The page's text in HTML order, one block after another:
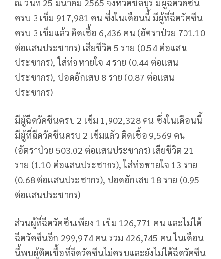
ณ วันที่ 25 มีนาคม 2565 จังหวัดชลบุรี มีผู้ฉีดวัคซีน
ครบ 3 เข็ม 917,981 คน ซึ่งในเดือนนี้ มีผู้ที่ฉีดวัคซีน
ครบ 3 เข็มแล้ว ติดเชื้อ 6,436 คน (อัตราป่วย 701.10
ต่อแสนประชากร) เสียชีวิต 5 ราย (0.54 ต่อแสน
ประชากร), ใส่ท่อหายใจ 4 ราย (0.44 ต่อแสน
ประชากร), ปอดอักเสบ 8 ราย (0.87 ต่อแสน
ประชากร)
มีผู้ฉีดวัคซีนครบ 2 เข็ม 1,902,328 คน ซึ่งในเดือนนี้
มีผู้ที่ฉีดวัคซีนครบ 2 เข็มแล้ว ติดเชื้อ 9,569 คน
(อัตราป่วย 503.02 ต่อแสนประชากร) เสียชีวิต 21
ราย (1.10 ต่อแสนประชากร), ใส่ท่อหายใจ 13 ราย
(0.68 ต่อแสนประชากร), ปอดอักเสบ 18 ราย (0.95
ต่อแสนประชากร)
ส่วนผู้ที่ฉีดวัคซีนเพียง 1 เข็ม 126,771 คน และไม่ได้
ฉีดวัคซีนอีก 299,974 คน รวม 426,745 คน ในเดือน
นี้พบผู้ติดเชื้อที่ฉีดวัคซีนไม่ครบและยังไม่ได้ฉีดวัคซีน